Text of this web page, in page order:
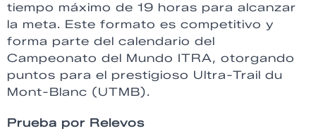
tiempo máximo de 19 horas para alcanzar
la meta. Este formato es competitivo y
forma parte del calendario del
Campeonato del Mundo ITRA, otorgando
puntos para el prestigioso Ultra-Trail du
Mont-Blanc (UTMB).
Prueba por Relevos